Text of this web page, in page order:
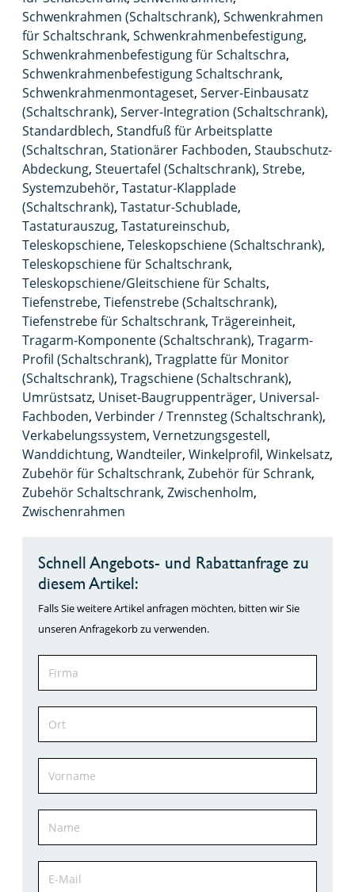
Schwenkrahmen (Schaltschrank), Schwenkrahmen
für Schaltschrank, Schwenkrahmenbefestigung,
Schwenkrahmenbefestigung für Schaltschra,
Schwenkrahmenbefestigung Schaltschrank,
Schwenkrahmenmontageset, Server-Einbausatz
(Schaltschrank), Server-Integration (Schaltschrank),
Standardblech, Standfuß für Arbeitsplatte
(Schaltschran, Stationärer Fachboden, Staubschutz-
Abdeckung, Steuertafel (Schaltschrank), Strebe,
Systemzubehör, Tastatur-Klapplade
(Schaltschrank), Tastatur-Schublade,
Tastaturauszug, Tastatureinschub,
Teleskopschiene, Teleskopschiene (Schaltschrank),
Teleskopschiene für Schaltschrank,
Teleskopschiene/Gleitschiene für Schalts,
Tiefenstrebe, Tiefenstrebe (Schaltschrank),
Tiefenstrebe für Schaltschrank, Trägereinheit,
Tragarm-Komponente (Schaltschrank), Tragarm-
Profil (Schaltschrank), Tragplatte für Monitor
(Schaltschrank), Tragschiene (Schaltschrank),
Umrüstsatz, Uniset-Baugruppenträger, Universal-
Fachboden, Verbinder / Trennsteg (Schaltschrank),
Verkabelungssystem, Vernetzungsgestell,
Wanddichtung, Wandteiler, Winkelprofil, Winkelsatz,
Zubehör für Schaltschrank, Zubehör für Schrank,
Zubehör Schaltschrank, Zwischenholm,
Zwischenrahmen
Schnell Angebots- und Rabattanfrage zu
diesem Artikel:
Falls Sie weitere Artikel anfragen möchten, bitten wir Sie
unseren Anfragekorb zu verwenden.